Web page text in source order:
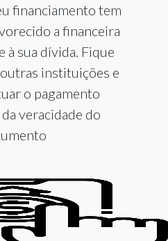
financiamento tem
a financeira
sua dívida. Fique
instituições e
o pagamento
veracidade do